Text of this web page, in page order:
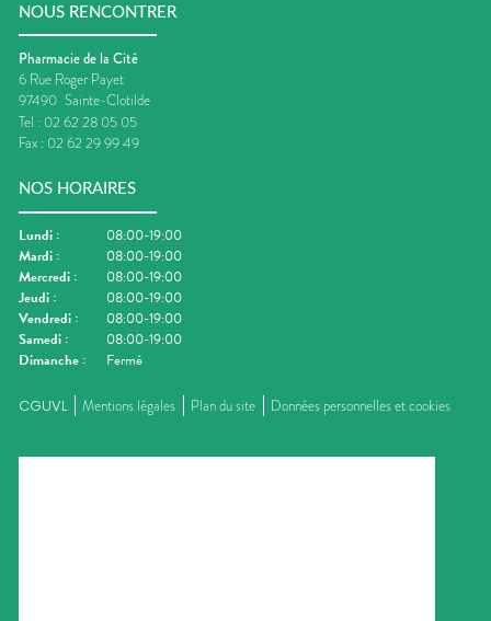
NOUS RENCONTRER
Pharmacie de la Cité
6 Rue Roger Payet
97490 Sainte-Clotilde
Tel : 02 62 28 05 05
Fax : 02 62 29 99 49
NOS HORAIRES
Lundi :
08:00-19:00
Mardi :
08:00-19:00
Mercredi :
08:00-19:00
Jeudi :
08:00-19:00
Vendredi :
08:00-19:00
Samedi :
08:00-19:00
Dimanche : Fermé
CGUVL Mentions légales Plan du site Données personnelles et cookies